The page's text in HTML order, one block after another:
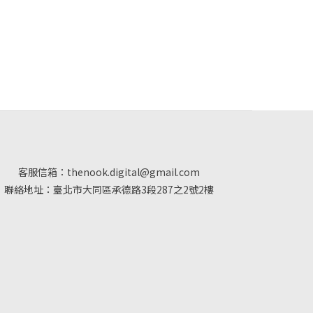
客服信箱：thenook.digital@gmail.com
聯絡地址：臺北市大同區承德路3段287之2號2樓